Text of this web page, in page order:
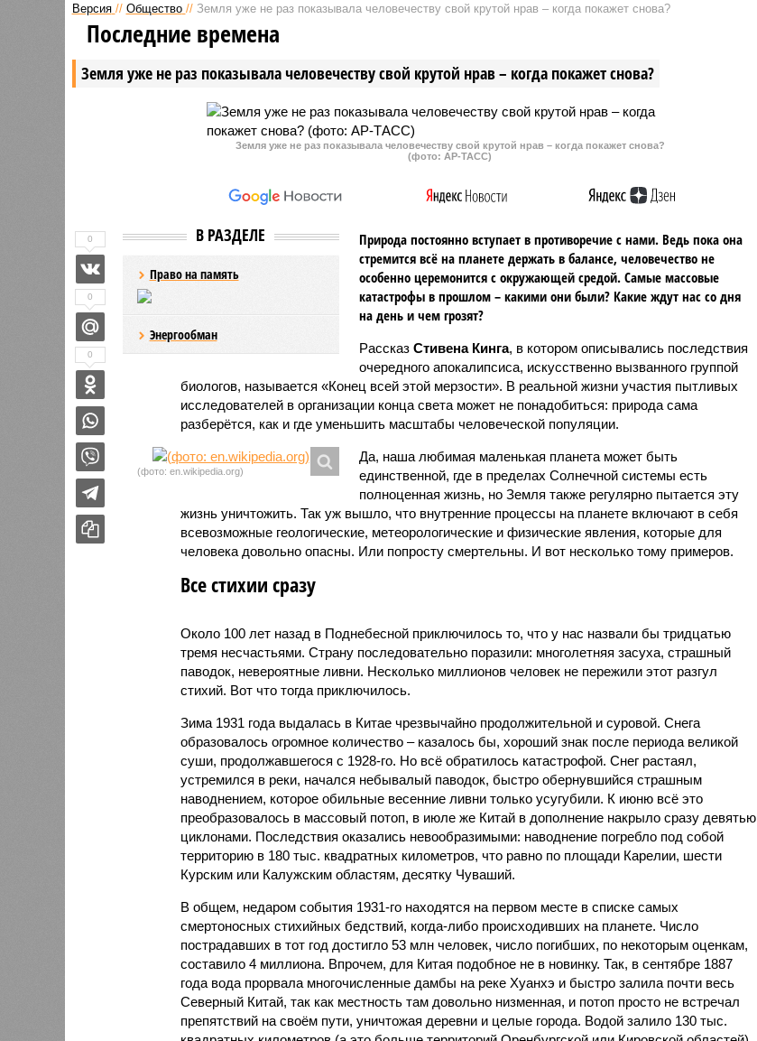
Версия // Общество // Земля уже не раз показывала человечеству свой крутой нрав – когда покажет снова?
Земля уже не раз показывала человечеству свой крутой нрав – когда покажет снова?
Последние времена
Земля уже не раз показывала человечеству свой крутой нрав – когда покажет снова?
(фото: АР-ТАСС)
В РАЗДЕЛЕ
Право на память
Энергообман
Природа постоянно вступает в противоречие с нами. Ведь пока она
стремится всё на планете держать в балансе, человечество не
особенно церемонится с окружающей средой. Самые массовые
катастрофы в прошлом – какими они были? Какие ждут нас со дня
на день и чем грозят?
Рассказ Стивена Кинга, в котором описывались последствия
очередного апокалипсиса, искусственно вызванного группой
биологов, называется «Конец всей этой мерзости». В реальной жизни участия пытливых
исследователей в организации конца света может не понадобиться: природа сама
разберётся, как и где уменьшить масштабы человеческой популяции.
(фото: en.wikipedia.org)
Да, наша любимая маленькая планета может быть
единственной, где в пределах Солнечной системы есть
полноценная жизнь, но Земля также регулярно пытается эту
жизнь уничтожить. Так уж вышло, что внутренние процессы на планете включают в себя
всевозможные геологические, метеорологические и физические явления, которые для
человека довольно опасны. Или попросту смертельны. И вот несколько тому примеров.
Все стихии сразу
Около 100 лет назад в Поднебесной приключилось то, что у нас назвали бы тридцатью
тремя несчастьями. Страну последовательно поразили: многолетняя засуха, страшный
паводок, невероятные ливни. Несколько миллионов человек не пережили этот разгул
стихий. Вот что тогда приключилось.
Зима 1931 года выдалась в Китае чрезвычайно продолжительной и суровой. Снега
образовалось огромное количество – казалось бы, хороший знак после периода великой
суши, продолжавшегося с 1928-го. Но всё обратилось катастрофой. Снег растаял,
устремился в реки, начался небывалый паводок, быстро обернувшийся страшным
наводнением, которое обильные весенние ливни только усугубили. К июню всё это
преобразовалось в массовый потоп, в июле же Китай в дополнение накрыло сразу девятью
циклонами. Последствия оказались невообразимыми: наводнение погребло под собой
территорию в 180 тыс. квадратных километров, что равно по площади Карелии, шести
Курским или Калужским областям, десятку Чуваший.
В общем, недаром события 1931-го находятся на первом месте в списке самых
смертоносных стихийных бедствий, когда-либо происходивших на планете. Число
пострадавших в тот год достигло 53 млн человек, число погибших, по некоторым оценкам,
составило 4 миллиона. Впрочем, для Китая подобное не в новинку. Так, в сентябре 1887
года вода прорвала многочисленные дамбы на реке Хуанхэ и быстро залила почти весь
Северный Китай, так как местность там довольно низменная, и потоп просто не встречал
препятствий на своём пути, уничтожая деревни и целые города. Водой залило 130 тыс.
0
0
0